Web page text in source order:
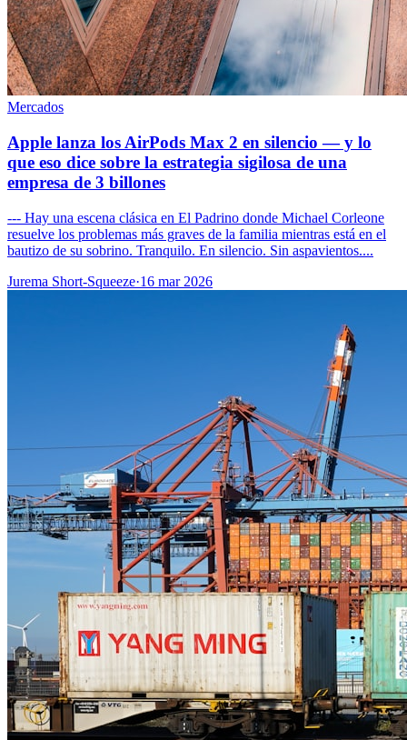
Mercados
Apple lanza los AirPods Max 2 en silencio — y lo
que eso dice sobre la estrategia sigilosa de una
empresa de 3 billones
--- Hay una escena clásica en El Padrino donde Michael Corleone
resuelve los problemas más graves de la familia mientras está en el
bautizo de su sobrino. Tranquilo. En silencio. Sin aspavientos....
Jurema Short-Squeeze·16 mar 2026